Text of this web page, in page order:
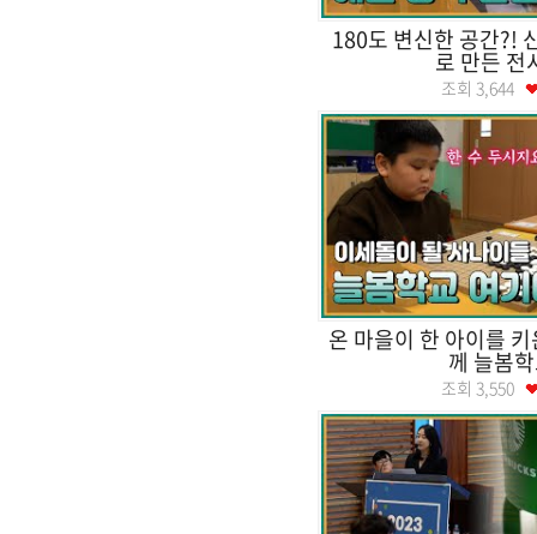
180도 변신한 공간?!
로 만든 전
조회 3,644
온 마을이 한 아이를
께 늘봄
조회 3,550